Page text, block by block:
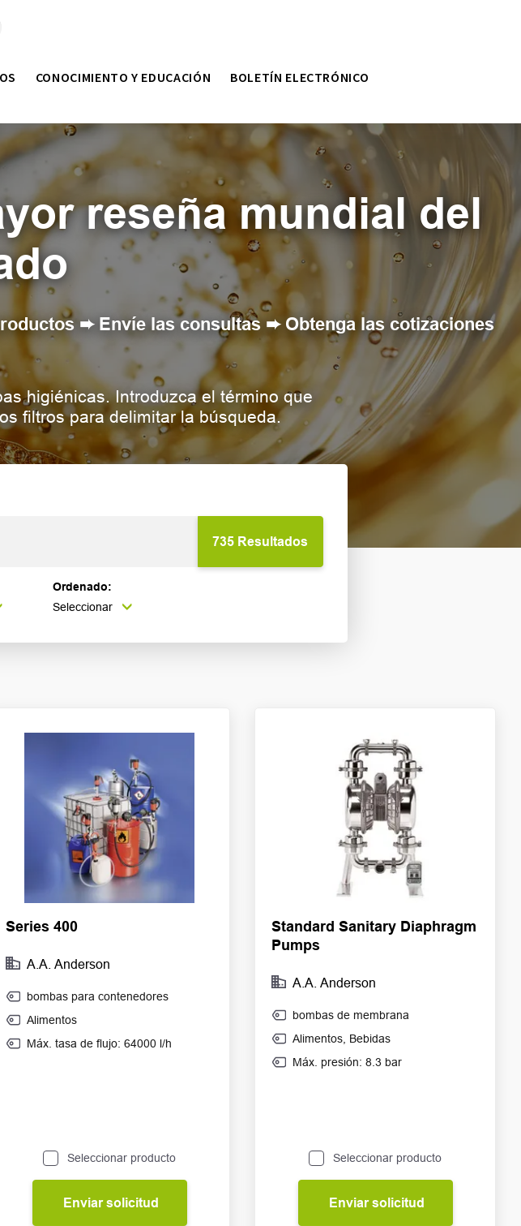
CONOCIMIENTO Y EDUCACIÓN BOLETÍN ELECTRÓNICO
reseña mundial del
➨ Envíe las consultas ➨ Obtenga las cotizaciones
higiénicas. Introduzca el término que
filtros para delimitar la búsqueda.
Ordenado:
Seleccionar
Series 400
A.A. Anderson
bombas para contenedores
Alimentos
Máx. tasa de flujo: 64000 l/h
Seleccionar producto
Enviar solicitud
Standard Sanitary Diaphragm
Pumps
A.A. Anderson
bombas de membrana
Alimentos Bebidas
Máx. presión: 8.3 bar
Seleccionar producto
Enviar solicitud